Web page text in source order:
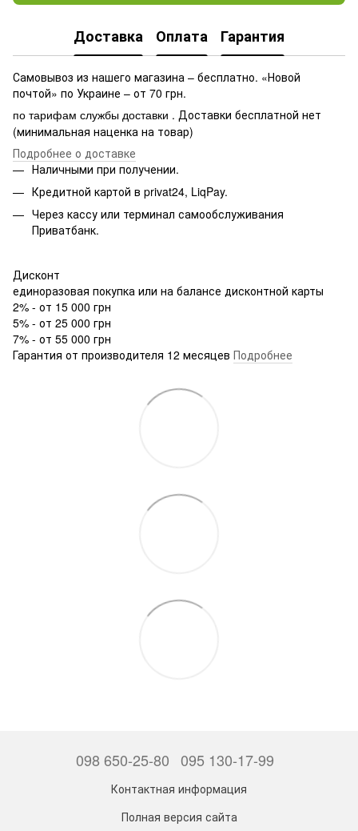
Доставка Оплата Гарантия
Самовывоз из нашего магазина – бесплатно. «Новой
почтой» по Украине – от 70 грн.
по тарифам службы доставки . Доставки бесплатной нет
(минимальная наценка на товар)
Подробнее о доставке
Наличными при получении.
Кредитной картой в privat24, LiqPay.
Через кассу или терминал самообслуживания
Приватбанк.
Дисконт
единоразовая покупка или на балансе дисконтной карты
2% - от 15 000 грн
5% - от 25 000 грн
7% - от 55 000 грн
Гарантия от производителя 12 месяцев Подробнее
098 650-25-80 095 130-17-99
Контактная информация
Полная версия сайта